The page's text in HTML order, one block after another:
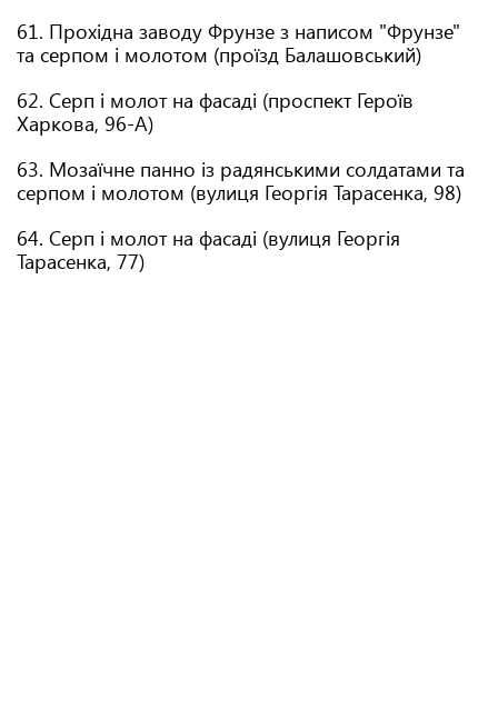
61. Прохідна заводу Фрунзе з написом "Фрунзе"
та серпом і молотом (проїзд Балашовський)
62. Серп і молот на фасаді (проспект Героїв
Харкова, 96-А)
63. Мозаїчне панно із радянськими солдатами та
серпом і молотом (вулиця Георгія Тарасенка, 98)
64. Серп і молот на фасаді (вулиця Георгія
Тарасенка, 77)